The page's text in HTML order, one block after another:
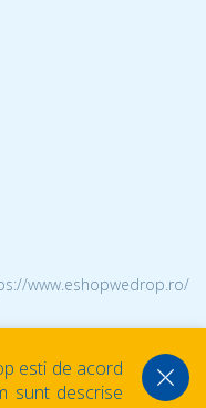
www.eshopwedrop.ro/
esti de acord
sunt descrise